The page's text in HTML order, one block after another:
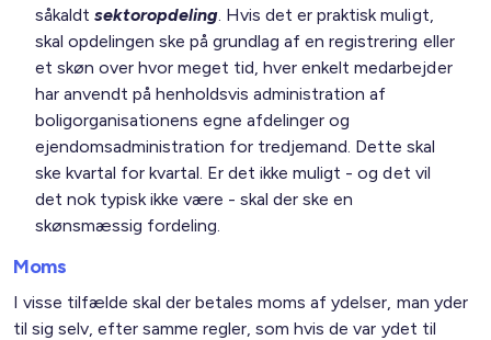
såkaldtsektoropdeling. Hvis det er praktisk muligt,
skal opdelingen ske på grundlag af en registrering eller
et skøn over hvor meget tid, hver enkelt medarbejder
har anvendt på henholdsvis administration af
boligorganisationens egne afdelinger og
ejendomsadministration for tredjemand. Dette skal
ske kvartal for kvartal. Er det ikke muligt - og det vil
det nok typisk ikke være - skal der ske en
skønsmæssig fordeling.
Moms
I visse tilfælde skal der betales moms af ydelser, man yder
til sig selv, efter samme regler, som hvis de var ydet til